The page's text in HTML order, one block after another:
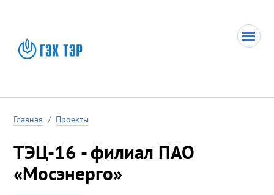
Главная / Проекты
ТЭЦ-16 - филиал ПАО
«Мосэнерго»